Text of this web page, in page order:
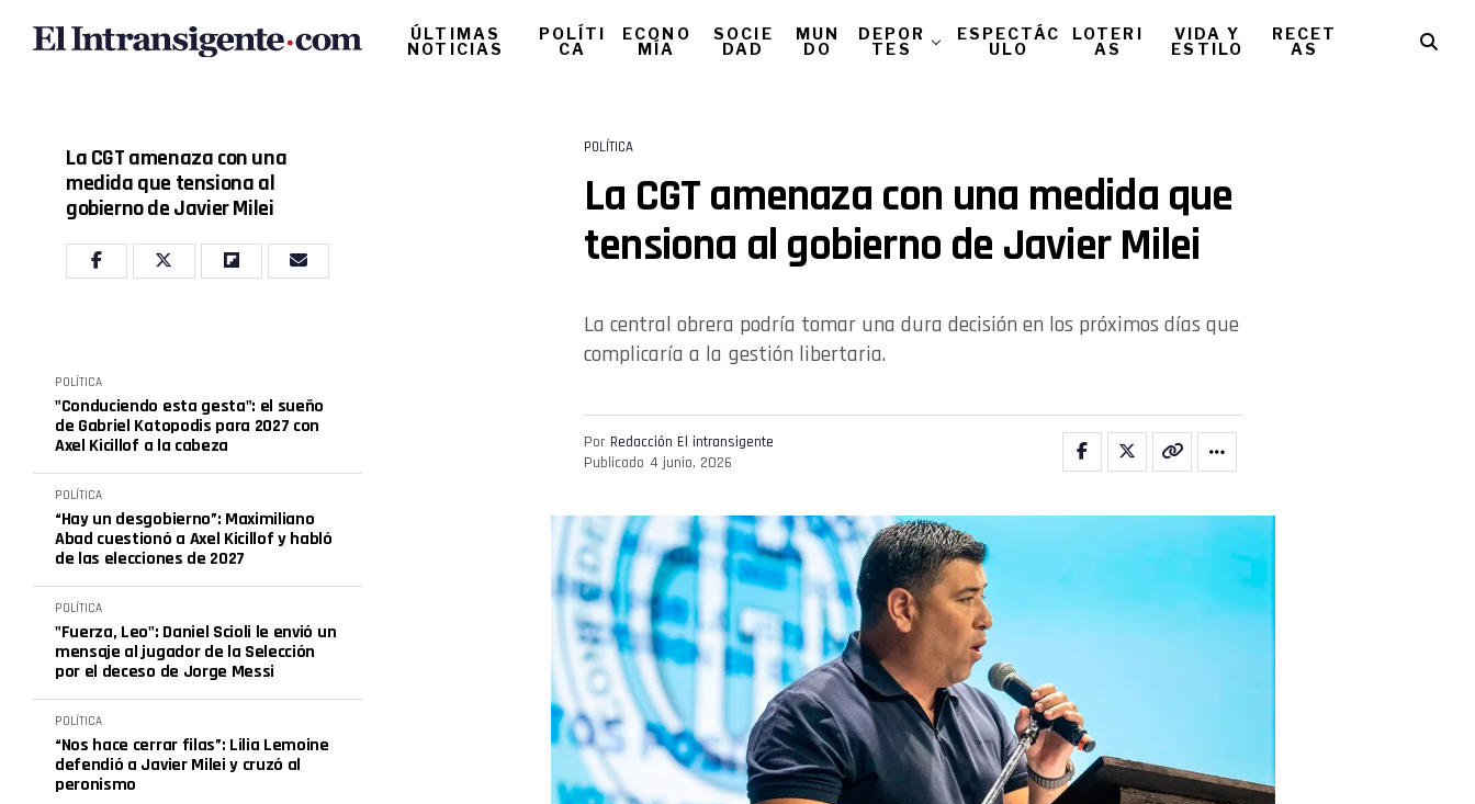
ÚLTIMAS
NOTICIAS
POLÍTI
CA
ECONO
MÍA
SOCIE
DAD
MUN
DO
DEPOR
TES
ESPECTÁC
ULO
LOTERI
AS
VIDA Y
ESTILO
RECET
AS
La CGT amenaza con una
medida que tensiona al
gobierno de Javier Milei
POLÍTICA
"Conduciendo esta gesta": el sueño
de Gabriel Katopodis para 2027 con
Axel Kicillof a la cabeza
POLÍTICA
“Hay un desgobierno”: Maximiliano
Abad cuestionó a Axel Kicillof y habló
de las elecciones de 2027
POLÍTICA
"Fuerza, Leo": Daniel Scioli le envió un
mensaje al jugador de la Selección
por el deceso de Jorge Messi
POLÍTICA
“Nos hace cerrar filas”: Lilia Lemoine
defendió a Javier Milei y cruzó al
peronismo
POLÍTICA
La CGT amenaza con una medida que
tensiona al gobierno de Javier Milei
La central obrera podría tomar una dura decisión en los próximos días que
complicaría a la gestión libertaria.
Por Redacción El intransigente
Publicado 4 junio, 2026